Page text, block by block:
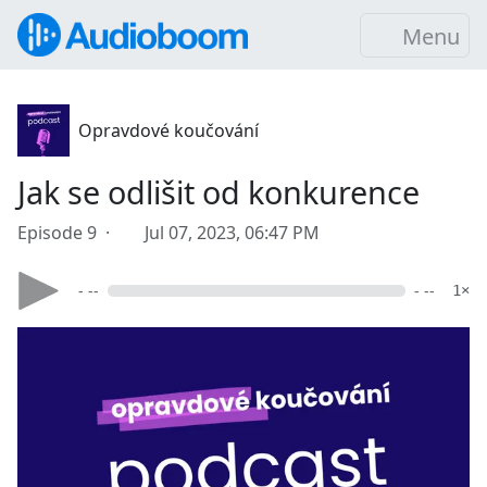
Menu
Opravdové koučování
Jak se odlišit od konkurence
Episode 9 · Jul 07, 2023, 06:47 PM
- -- - -- 1×